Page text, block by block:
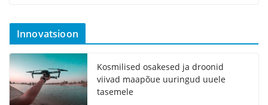
Innovatsioon
Kosmilised osakesed ja droonid
viivad maapõue uuringud uuele
tasemele